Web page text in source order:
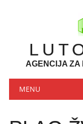
AGENCIJA ZA
Main
MENU